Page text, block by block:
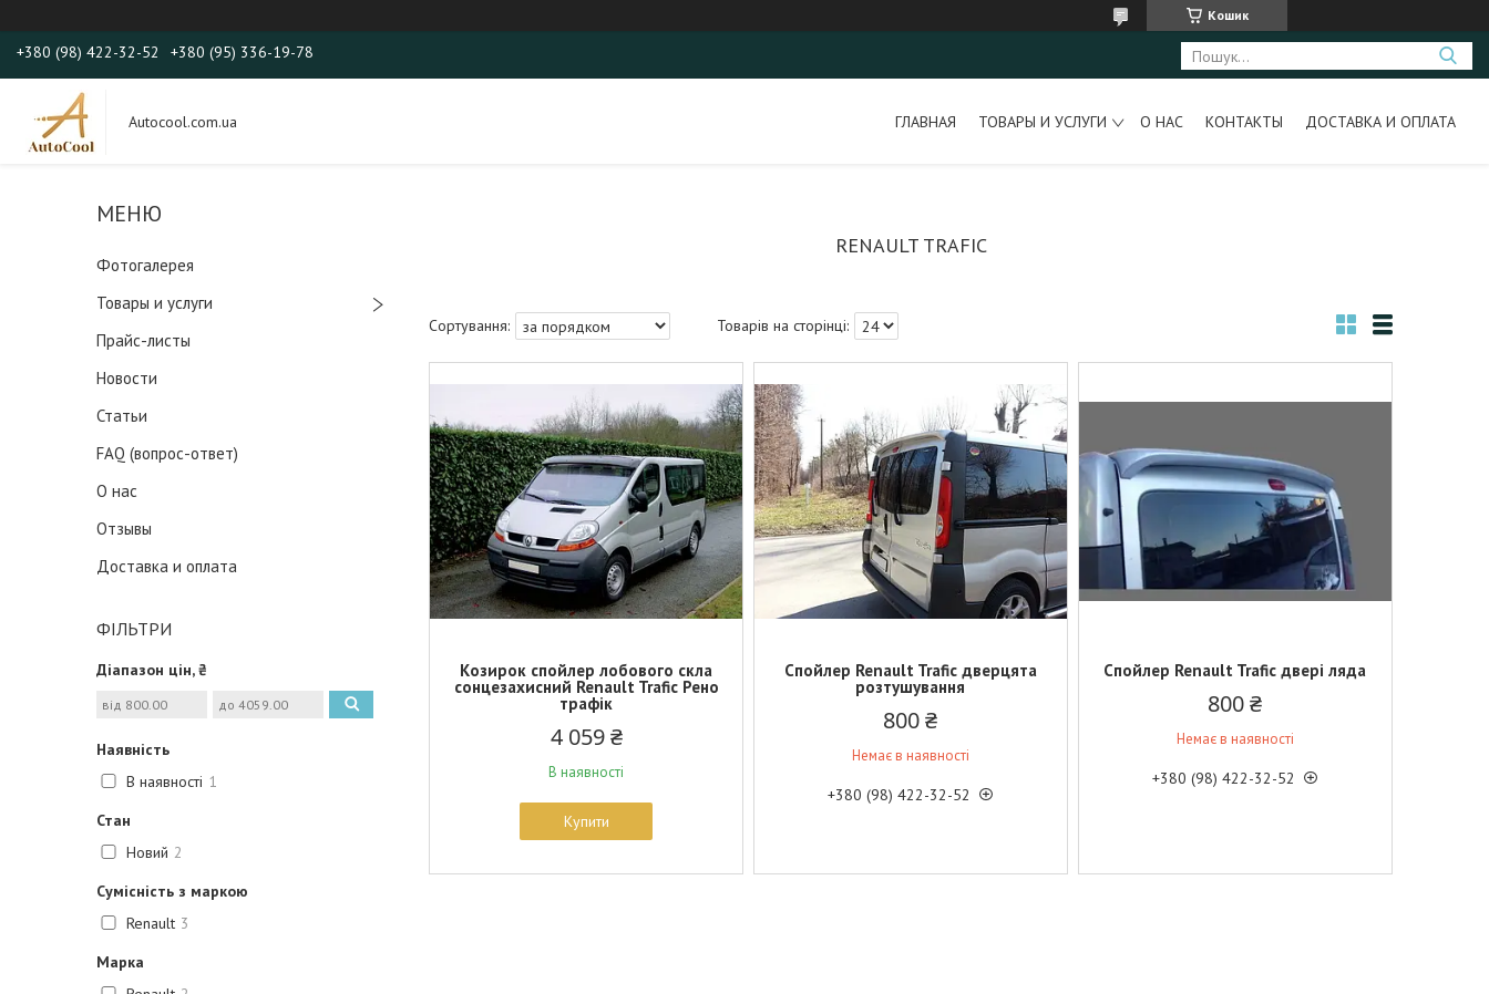
Кошик
+380 (98) 422-32-52 +380 (95) 336-19-78
Autocool.com.ua ГЛАВНАЯ ТОВАРЫ И УСЛУГИ О НАС КОНТАКТЫ ДОСТАВКА И ОПЛАТА
Фотогалерея
Товары и услуги
Прайс-листы
Новости
Статьи
FAQ (вопрос-ответ)
О нас
Отзывы
Доставка и оплата
ФІЛЬТРИ
Діапазон цін, ₴
Наявність
В наявності 1
Стан
Новий 2
Сумісність з маркою
Renault 3
Марка
RENAULT TRAFIC
Козирок спойлер лобового скла
сонцезахисний Renault Trafic Рено
трафік
4 059 ₴
В наявності
Купити
Спойлер Renault Trafic дверцята
розтушування
800 ₴
Немає в наявності
+380 (98) 422-32-52
Спойлер Renault Trafic двері ляда
800 ₴
Немає в наявності
+380 (98) 422-32-52